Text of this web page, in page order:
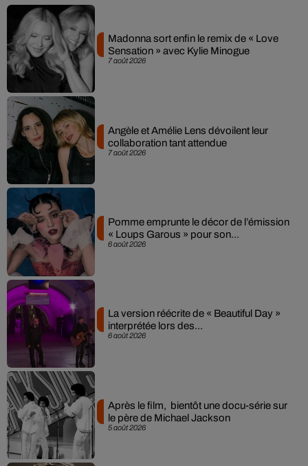
7 août 2026
Madonna sort enfin le remix de « Love
Sensation » avec Kylie Minogue
7 août 2026
Angèle et Amélie Lens dévoilent leur
collaboration tant attendue
6 août 2026
Pomme emprunte le décor de l’émission
« Loups Garous » pour son...
6 août 2026
La version réécrite de « Beautiful Day »
interprétée lors des...
5 août 2026
Après le film, bientôt une docu-série sur
le père de Michael Jackson